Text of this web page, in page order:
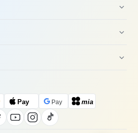
Pay Pay mia